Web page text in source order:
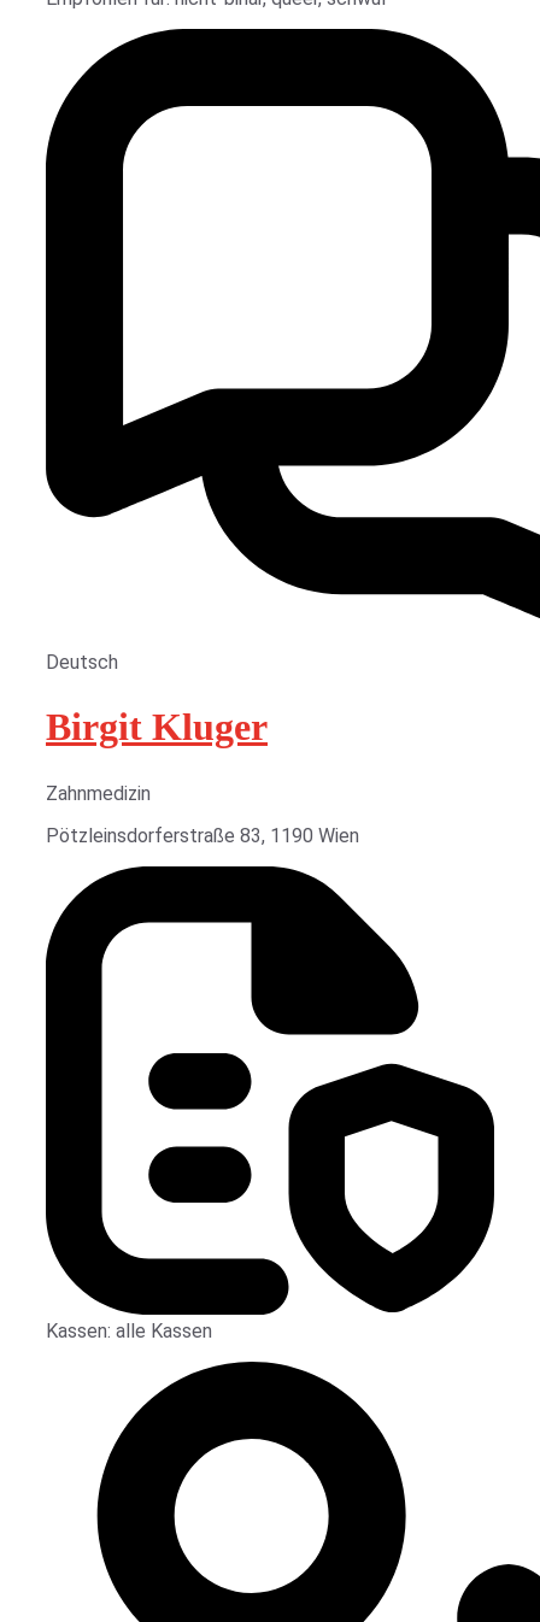
Deutsch
Birgit Kluger
Zahnmedizin
Pötzleinsdorferstraße 83, 1190 Wien
Kassen: alle Kassen